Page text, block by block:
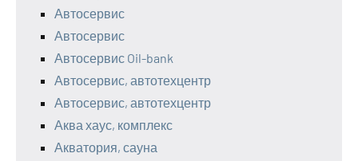
Автосервис
Автосервис
Автосервис Oil-bank
Автосервис, автотехцентр
Автосервис, автотехцентр
Аква хаус, комплекс
Акватория, сауна